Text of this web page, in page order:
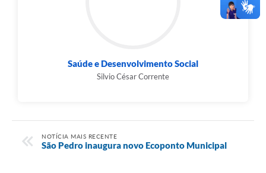
Saúde e Desenvolvimento Social
Silvio César Corrente
NOTÍCIA MAIS RECENTE
São Pedro inaugura novo Ecoponto Municipal